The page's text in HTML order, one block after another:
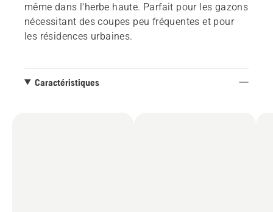
même dans l'herbe haute. Parfait pour les gazons
nécessitant des coupes peu fréquentes et pour
les résidences urbaines.
Caractéristiques